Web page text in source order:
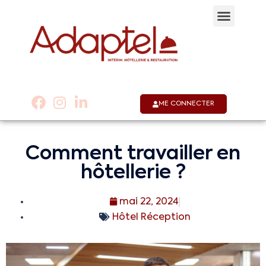
ME CONNECTER
Comment travailler en
hôtellerie ?
mai 22, 2024
Hôtel Réception